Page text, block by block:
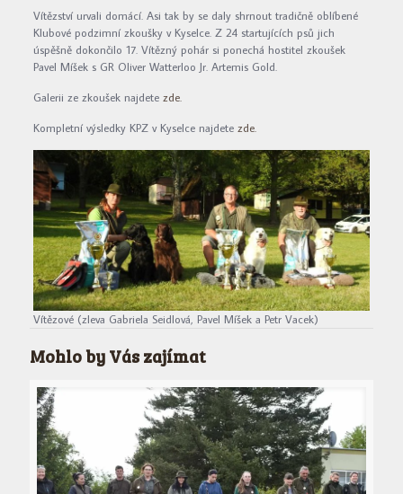
Vítězství urvali domácí. Asi tak by se daly shrnout tradičně oblíbené
Klubové podzimní zkoušky v Kyselce. Z 24 startujících psů jich
úspěšně dokončilo 17. Vítězný pohár si ponechá hostitel zkoušek
Pavel Míšek s GR Oliver Watterloo Jr. Artemis Gold.
Galerii ze zkoušek najdetezde.
Kompletní výsledky KPZ v Kyselce najdetezde.
Vítězové (zleva Gabriela Seidlová, Pavel Míšek a Petr Vacek)
Mohlo by Vás zajímat